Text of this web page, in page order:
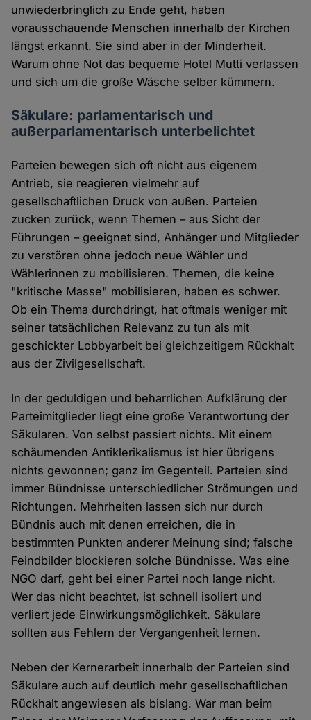
unwiederbringlich zu Ende geht, haben
vorausschauende Menschen innerhalb der Kirchen
längst erkannt. Sie sind aber in der Minderheit.
Warum ohne Not das bequeme Hotel Mutti verlassen
und sich um die große Wäsche selber kümmern.
Säkulare: parlamentarisch und
außerparlamentarisch unterbelichtet
Parteien bewegen sich oft nicht aus eigenem
Antrieb, sie reagieren vielmehr auf
gesellschaftlichen Druck von außen. Parteien
zucken zurück, wenn Themen – aus Sicht der
Führungen – geeignet sind, Anhänger und Mitglieder
zu verstören ohne jedoch neue Wähler und
Wählerinnen zu mobilisieren. Themen, die keine
"kritische Masse" mobilisieren, haben es schwer.
Ob ein Thema durchdringt, hat oftmals weniger mit
seiner tatsächlichen Relevanz zu tun als mit
geschickter Lobbyarbeit bei gleichzeitigem Rückhalt
aus der Zivilgesellschaft.
In der geduldigen und beharrlichen Aufklärung der
Parteimitglieder liegt eine große Verantwortung der
Säkularen. Von selbst passiert nichts. Mit einem
schäumenden Antiklerikalismus ist hier übrigens
nichts gewonnen; ganz im Gegenteil. Parteien sind
immer Bündnisse unterschiedlicher Strömungen und
Richtungen. Mehrheiten lassen sich nur durch
Bündnis auch mit denen erreichen, die in
bestimmten Punkten anderer Meinung sind; falsche
Feindbilder blockieren solche Bündnisse. Was eine
NGO darf, geht bei einer Partei noch lange nicht.
Wer das nicht beachtet, ist schnell isoliert und
verliert jede Einwirkungsmöglichkeit. Säkulare
sollten aus Fehlern der Vergangenheit lernen.
Neben der Kernerarbeit innerhalb der Parteien sind
Säkulare auch auf deutlich mehr gesellschaftlichen
Rückhalt angewiesen als bislang. War man beim